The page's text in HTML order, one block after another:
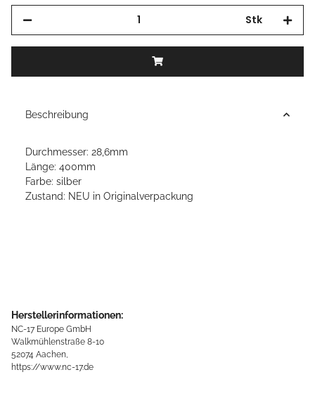
Stk
Beschreibung
Durchmesser: 28,6mm
Länge: 400mm
Farbe: silber
Zustand: NEU in Originalverpackung
Herstellerinformationen:
NC-17 Europe GmbH
Walkmühlenstraße 8-10
52074 Aachen,
https://www.nc-17.de